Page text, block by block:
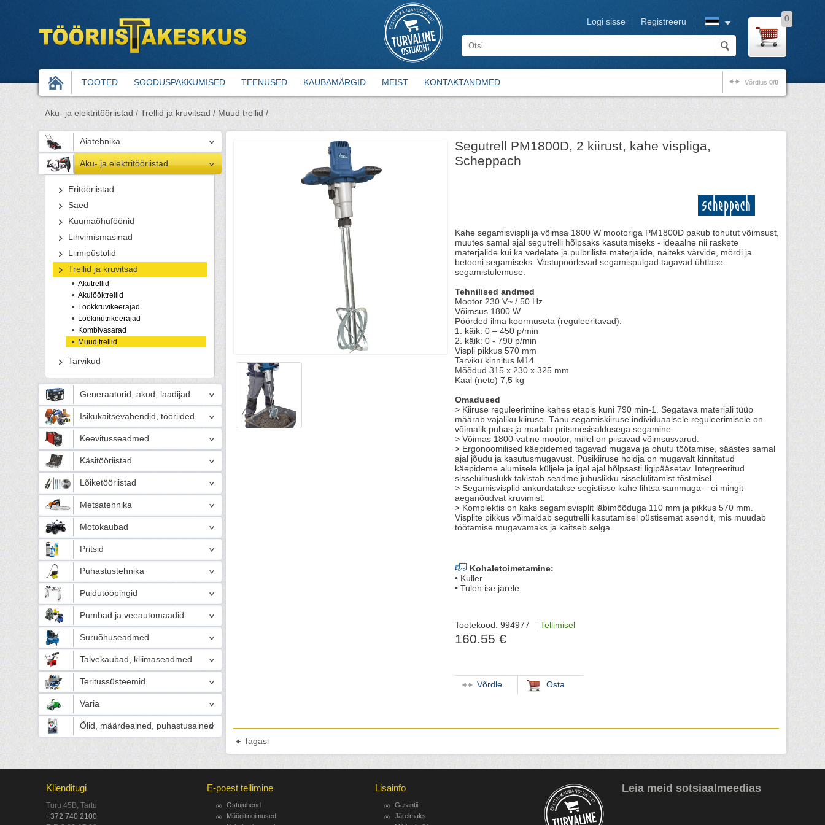
Registreeru
Logi sisse 0
TOOTED SOODUSPAKKUMISED TEENUSED KAUBAMÄRGID MEIST KONTAKTANDMED Võrdlus 0/0
Aku- ja elektritööriistad / Trellid ja kruvitsad / Muud trellid /
Aiatehnika
Aku- ja elektritööriistad
Eritööriistad
Saed
Kuumaõhuföönid
Lihvimismasinad
Liimipüstolid
Trellid ja kruvitsad
Akutrellid
Akulööktrellid
Löökkruvikeerajad
Löökmutrikeerajad
Kombivasarad
Muud trellid
Tarvikud
Generaatorid, akud, laadijad
Isikukaitsevahendid, tööriided
Keevitusseadmed
Käsitööriistad
Lõiketööriistad
Metsatehnika
Motokaubad
Pritsid
Puhastustehnika
Puidutööpingid
Pumbad ja veeautomaadid
Suruõhuseadmed
Talvekaubad, kliimaseadmed
Teritussüsteemid
Varia
Õlid, määrdeained, puhastusained
Segutrell PM1800D, 2 kiirust, kahe vispliga,
Scheppach
Kahe segamisvispli ja võimsa 1800 W mootoriga PM1800D pakub tohutut võimsust,
muutes samal ajal segutrelli hõlpsaks kasutamiseks - ideaalne nii raskete
materjalide kui ka vedelate ja pulbriliste materjalide, näiteks värvide, mördi ja
betooni segamiseks. Vastupöörlevad segamispulgad tagavad ühtlase
segamistulemuse.
Tehnilised andmed
Mootor 230 V~ / 50 Hz
Võimsus 1800 W
Pöörded ilma koormuseta (reguleeritavad):
1. käik: 0 – 450 p/min
2. käik: 0 - 790 p/min
Vispli pikkus 570 mm
Tarviku kinnitus M14
Mõõdud 315 x 230 x 325 mm
Kaal (neto) 7,5 kg
Omadused
> Kiiruse reguleerimine kahes etapis kuni 790 min-1. Segatava materjali tüüp
määrab vajaliku kiiruse. Tänu segamiskiiruse individuaalsele reguleerimisele on
võimalik puhas ja madala pritsmesisaldusega segamine.
> Võimas 1800-vatine mootor, millel on piisavad võimsusvarud.
> Ergonoomilised käepidemed tagavad mugava ja ohutu töötamise, säästes samal
ajal jõudu ja kasutusmugavust. Püsikiiruse hoidja on mugavalt kinnitatud
käepideme alumisele küljele ja igal ajal hõlpsasti ligipääsetav. Integreeritud
sisselülituslukk takistab seadme juhuslikku sisselülitamist tõstmisel.
> Segamisvisplid ankurdatakse segistisse kahe lihtsa sammuga – ei mingit
aeganõudvat kruvimist.
> Komplektis on kaks segamisvisplit läbimõõduga 110 mm ja pikkus 570 mm.
Visplite pikkus võimaldab segutrelli kasutamisel püstisemat asendit, mis muudab
töötamise mugavamaks ja kaitseb selga.
Kohaletoimetamine:
• Kuller
• Tulen ise järele
Tootekood: 994977 Tellimisel
160.55 €
Võrdle Osta
Tagasi
Klienditugi
Turu 45B, Tartu
+372 740 2100
E-poest tellimine
Ostujuhend
Müügitingimused
Lisainfo
Garantii
Järelmaks
Leia meid sotsiaalmeedias